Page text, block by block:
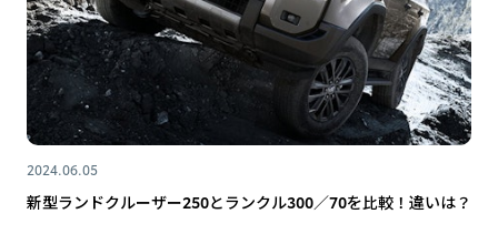
2024.06.05
新型ランドクルーザー250とランクル300／70を比較！違いは？